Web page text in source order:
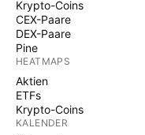
Krypto-Coins
CEX-Paare
DEX-Paare
Pine
HEATMAPS
Aktien
ETFs
Krypto-Coins
KALENDER